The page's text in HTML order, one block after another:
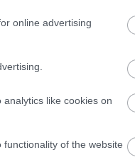
online advertising
like cookies on
of the website
és az önkormányzat
nagyot bukó
és most már